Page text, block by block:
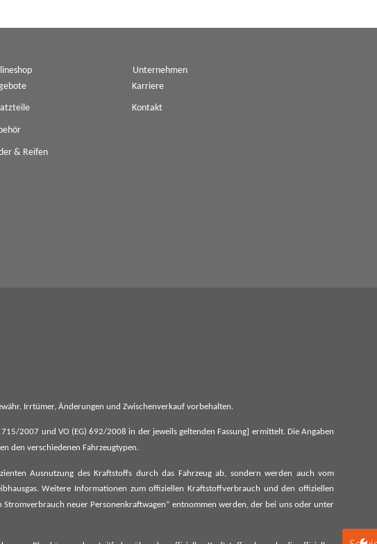
& Reifen
Unternehmen
Karriere
Kontakt
Irrtümer, Änderungen und Zwischenverkauf vorbehalten.
2007 und VO (EG) 692/2008 in der jeweils geltenden Fassung] ermittelt. Die Angaben
den verschiedenen Fahrzeugtypen.
Ausnutzung des Kraftstoffs durch das Fahrzeug ab, sondern werden auch vom
Weitere Informationen zum offiziellen Kraftstoffverbrauch und den offiziellen
Stromverbrauch neuer Personenkraftwagen“ entnommen werden, der bei uns oder unter